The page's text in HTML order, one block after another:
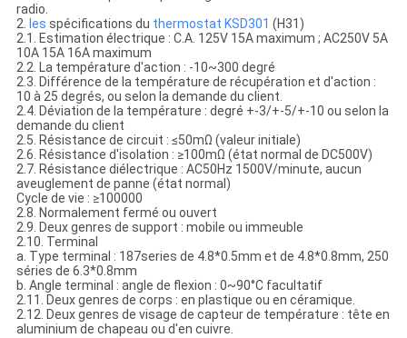
radio.
2. les spécifications du thermostat KSD301 (H31)
2.1. Estimation électrique : C.A. 125V 15A maximum ; AC250V 5A
10A 15A 16A maximum
2.2. La température d'action : -10~300 degré
2.3. Différence de la température de récupération et d'action :
10 à 25 degrés, ou selon la demande du client.
2.4. Déviation de la température : degré +-3/+-5/+-10 ou selon la
demande du client
2.5. Résistance de circuit : ≤50mΩ (valeur initiale)
2.6. Résistance d'isolation : ≥100mΩ (état normal de DC500V)
2.7. Résistance diélectrique : AC50Hz 1500V/minute, aucun
aveuglement de panne (état normal)
Cycle de vie : ≥100000
2.8. Normalement fermé ou ouvert
2.9. Deux genres de support : mobile ou immeuble
2.10. Terminal
a. Type terminal : 187series de 4.8*0.5mm et de 4.8*0.8mm, 250
séries de 6.3*0.8mm
b. Angle terminal : angle de flexion : 0~90°C facultatif
2.11. Deux genres de corps : en plastique ou en céramique.
2.12. Deux genres de visage de capteur de température : tête en
aluminium de chapeau ou d'en cuivre.